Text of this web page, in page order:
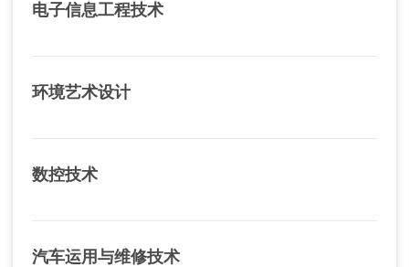
电子信息工程技术
环境艺术设计
数控技术
汽车运用与维修技术